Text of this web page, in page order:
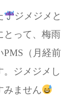
ジメジメと
とって、梅雨
PMS（月経前
ジメジメし
みません